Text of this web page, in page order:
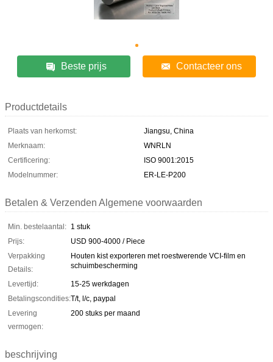
Beste prijs Contacteer ons
Productdetails
Plaats van herkomst:
Jiangsu, China
Merknaam:
WNRLN
Certificering:
ISO 9001:2015
Modelnummer:
ER-LE-P200
Betalen & Verzenden Algemene voorwaarden
Min. bestelaantal: 1 stuk
Prijs:
USD 900-4000 / Piece
Verpakking
Details:
Houten kist exporteren met roestwerende VCI-film en
schuimbescherming
Levertijd:
15-25 werkdagen
Betalingscondities:T/t, l/c, paypal
Levering
vermogen:
200 stuks per maand
beschrijving